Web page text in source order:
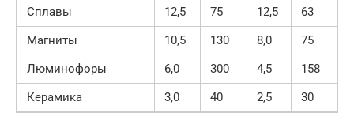
Сплавы
12,5 75 12,5
63
Магниты
10,5 130 8,0
75
Люминофоры
6,0 300 4,5
158
Керамика
3,0 40 2,5 30